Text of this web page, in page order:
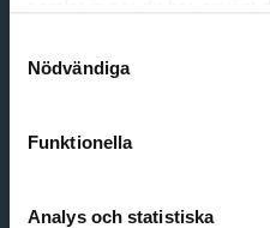
Nödvändiga
Funktionella
Analys och statistiska